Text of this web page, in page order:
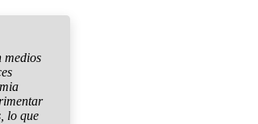
medios
lo que